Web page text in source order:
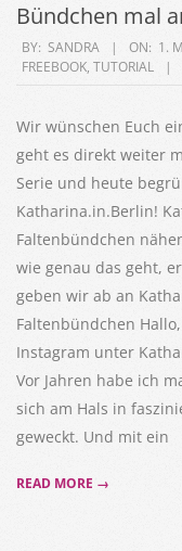
Bündchen mal
2022-
03-
BY: SANDRA ON: 1.
FREEBOOK, TUTORIAL
Wir wünschen Euch
geht es direkt weiter
Serie und heute
Katharina.in.Berlin!
Faltenbündchen
wie genau das geht,
geben wir ab an
Faltenbündchen
Instagram unter
Vor Jahren habe ich
sich am Hals in
geweckt. Und mit ein
READ MORE →